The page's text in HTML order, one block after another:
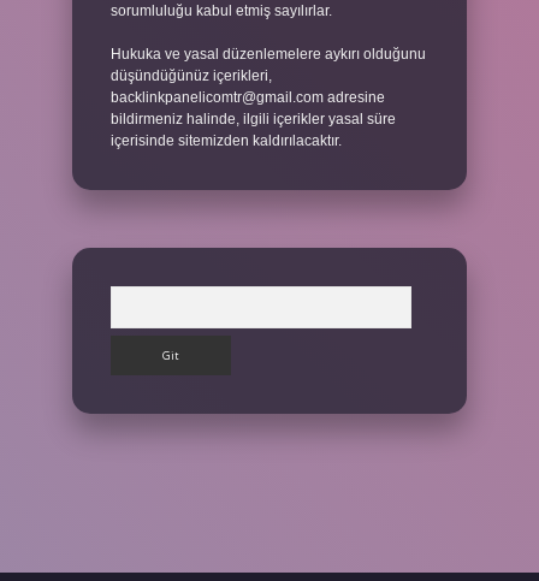
sorumluluğu kabul etmiş sayılırlar.
Hukuka ve yasal düzenlemelere aykırı olduğunu
düşündüğünüz içerikleri,
backlinkpanelicomtr@gmail.com adresine
bildirmeniz halinde, ilgili içerikler yasal süre
içerisinde sitemizden kaldırılacaktır.